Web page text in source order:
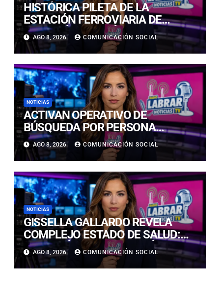
HISTÓRICA PILETA DE LA
ESTACIÓN FERROVIARIA DE
COPIAPÓ RESULTÓ GRAVEMENTE
DAÑADA TRAS SER IMPACTADA
POR UN VEHÍCULO
AGO 8, 2026 COMUNICACIÓN SOCIAL
NOTICIAS
ACTIVAN OPERATIVO DE
BÚSQUEDA POR PERSONA
DESAPARECIDA EN PLAYA
CALDERILLA
AGO 8, 2026 COMUNICACIÓN SOCIAL
NOTICIAS
GISSELLA GALLARDO REVELA
COMPLEJO ESTADO DE SALUD:
“ME TENÍAN MAL HACE DÍAS”
AGO 8, 2026 COMUNICACIÓN SOCIAL